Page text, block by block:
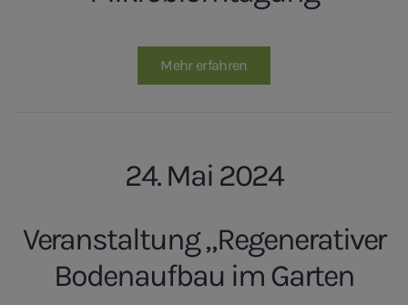
Mehr erfahren
24. Mai 2024
Veranstaltung „Regenerativer
Bodenaufbau im Garten